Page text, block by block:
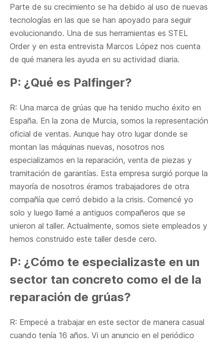
Parte de su crecimiento se ha debido al uso de nuevas
tecnologías en las que se han apoyado para seguir
evolucionando. Una de sus herramientas es STEL
Order y en esta entrevista Marcos López nos cuenta
de qué manera les ayuda en su actividad diaria.
P: ¿Qué es Palfinger?
R: Una marca de grúas que ha tenido mucho éxito en
España. En la zona de Murcia, somos la representación
oficial de ventas. Aunque hay otro lugar donde se
montan las máquinas nuevas, nosotros nos
especializamos en la reparación, venta de piezas y
tramitación de garantías. Esta empresa surgió porque la
mayoría de nosotros éramos trabajadores de otra
compañía que cerró debido a la crisis. Comencé yo
solo y luego llamé a antiguos compañeros que se
unieron al taller. Actualmente, somos siete empleados y
hemos construido este taller desde cero.
P: ¿Cómo te especializaste en un
sector tan concreto como el de la
reparación de grúas?
R: Empecé a trabajar en este sector de manera casual
cuando tenía 16 años. Vi un anuncio en el periódico